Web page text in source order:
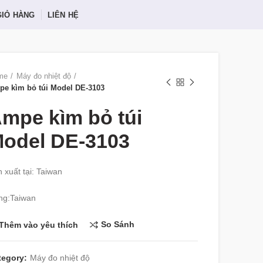
HÀNG LIÊN HỆ
Máy đo nhiệt độ
kìm bỏ túi Model DE-3103
kìm bỏ túi
DE-3103
xuất tại: Taiwan
vào yêu thích So Sánh
Máy đo nhiệt độ